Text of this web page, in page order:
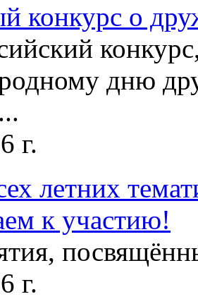
конкурс о
дню
г.
летних
к участию!
г.